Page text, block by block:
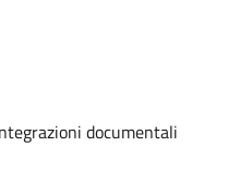
documentali